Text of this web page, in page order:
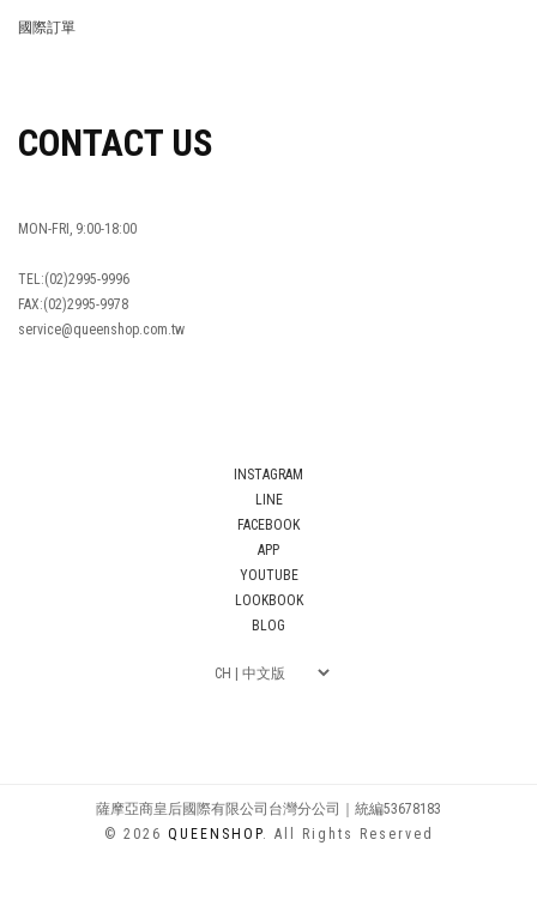
國際訂單
CONTACT US
MON-FRI, 9:00-18:00
TEL:(02)2995-9996
FAX:(02)2995-9978
service@queenshop.com.tw
INSTAGRAM
LINE
FACEBOOK
APP
YOUTUBE
LOOKBOOK
BLOG
薩摩亞商皇后國際有限公司台灣分公司｜統編53678183
© 2026 QUEENSHOP. All Rights Reserved